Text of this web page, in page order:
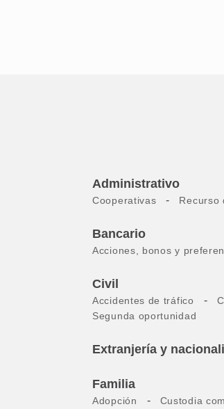
Administrativo
Cooperativas - Recurso
Bancario
Acciones, bonos y
Civil
Accidentes de tráfico -
Segunda oportunidad
Extranjería y
Familia
Adopción - Custodia